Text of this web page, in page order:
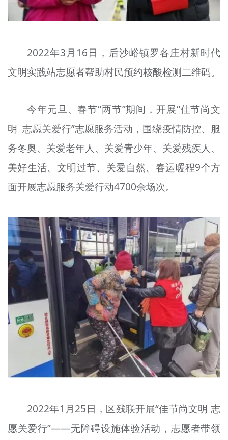
2022年3月16日，后沙峪镇罗各庄村新时代
文明实践站志愿者帮助村民预约核酸检测二维码。
今年元旦、春节“两节”期间，开展“佳节尚文
明 志愿关爱行”志愿服务活动，围绕疫情防控、服
务冬奥、关爱老年人、关爱青少年、关爱残疾人、
美好生活、文明过节、关爱自然、春运暖程9个方
面开展志愿服务关爱行动4700余场次。
2022年1月25日，区残联开展“佳节尚文明 志
愿关爱行”——无障碍设施体验活动，志愿者带领